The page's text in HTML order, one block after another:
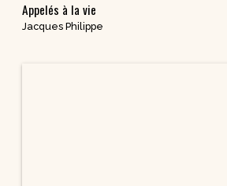
Appelés à la vie
Jacques Philippe